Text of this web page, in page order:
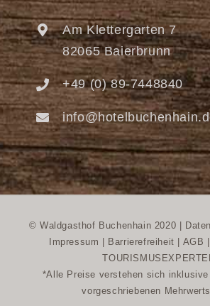
Am Klettergarten 7
82065 Baierbrunn
+49 (0) 89-7448840
© Waldgasthof Buchenhain 2020 |
Impressum
Barrierefreiheit AGB
*Alle Preise verstehen sich
vorgeschriebenen